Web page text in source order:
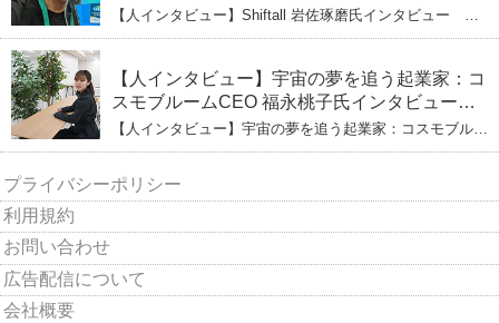
戦 その起業の経緯とは
【人インタビュー】Shiftall 岩佐琢磨氏インタビュー
（上）ハードウェア開発へあくなき挑戦 その起業の経緯
【人インタビュー】宇宙の夢を追う起業家：コ
スモブルームCEO 福永桃子氏インタビュー
（下）
【人インタビュー】宇宙の夢を追う起業家：コスモブルー
ムCEO 福永桃子氏インタビュー（下）
プライバシーポリシー
利用規約
お問い合わせ
広告配信について
会社概要